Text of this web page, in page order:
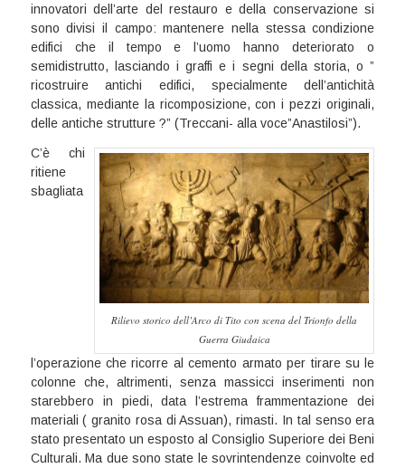
innovatori dell’arte del restauro e della conservazione si
sono divisi il campo: mantenere nella stessa condizione
edifici che il tempo e l’uomo hanno deteriorato o
semidistrutto, lasciando i graffi e i segni della storia, o ”
ricostruire antichi edifici, specialmente dell’antichità
classica, mediante la ricomposizione, con i pezzi originali,
delle antiche strutture ?” (Treccani- alla voce”Anastilosi”).
Rilievo storico dell’Arco di Tito con scena del Trionfo della
Guerra Giudaica
C’è chi
ritiene
sbagliata
l’operazione che ricorre al cemento armato per tirare su le
colonne che, altrimenti, senza massicci inserimenti non
starebbero in piedi, data l’estrema frammentazione dei
materiali ( granito rosa di Assuan), rimasti. In tal senso era
stato presentato un esposto al Consiglio Superiore dei Beni
Culturali. Ma due sono state le sovrintendenze coinvolte ed